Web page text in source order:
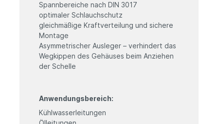
Spannbereiche nach DIN 3017
optimaler Schlauchschutz
gleichmäßige Kraftverteilung und sichere
Montage
Asymmetrischer Ausleger – verhindert das
Wegkippen des Gehäuses beim Anziehen
der Schelle
Anwendungsbereich:
Kühlwasserleitungen